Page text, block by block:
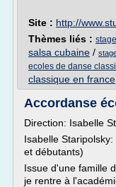
Site : http://
Thèmes liés :
salsa cubaine /
ecoles de danse
classique en france
Accordanse
Direction: Isabelle
Isabelle
et débutants)
Issue d'une famille
je rentre à